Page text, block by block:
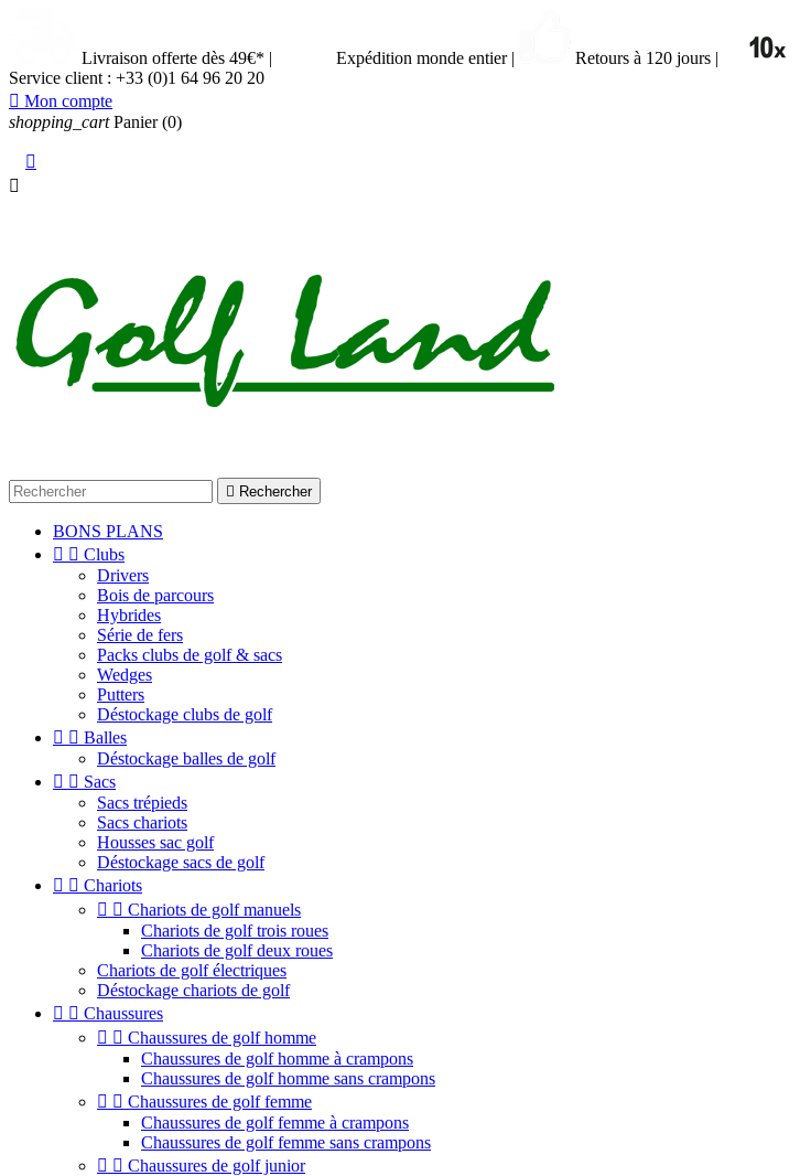
Livraison offerte dès 49€* | Expédition monde entier | Retours à 120 jours |
Service client : +33 (0)1 64 96 20 20
 Mon compte
shopping_cart Panier (0)


 Rechercher
BONS PLANS
  Clubs
Drivers
Bois de parcours
Hybrides
Série de fers
Packs clubs de golf & sacs
Wedges
Putters
Déstockage clubs de golf
  Balles
Déstockage balles de golf
  Sacs
Sacs trépieds
Sacs chariots
Housses sac golf
Déstockage sacs de golf
  Chariots
  Chariots de golf manuels
Chariots de golf trois roues
Chariots de golf deux roues
Chariots de golf électriques
Déstockage chariots de golf
  Chaussures
  Chaussures de golf homme
Chaussures de golf homme à crampons
Chaussures de golf homme sans crampons
  Chaussures de golf femme
Chaussures de golf femme à crampons
Chaussures de golf femme sans crampons
  Chaussures de golf junior